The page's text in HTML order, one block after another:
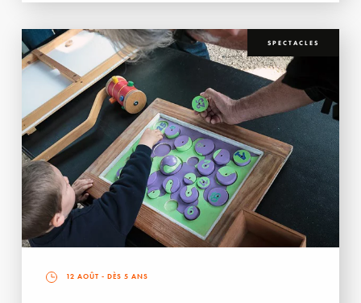
SPECTACLES
12 AOÛT - DÈS 5 ANS